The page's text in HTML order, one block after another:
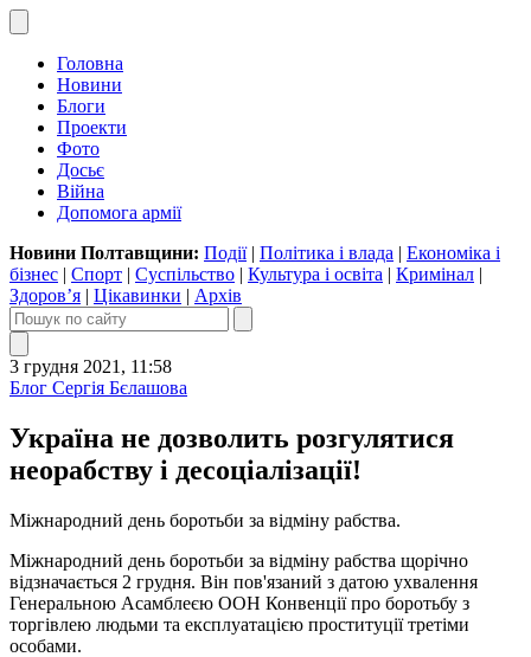
Головна
Новини
Блоги
Проекти
Фото
Досьє
Війна
Допомога армії
Новини Полтавщини: Події| Політика і влада | Економіка і
бізнес | Спорт | Суспільство | Культура і освіта | Кримінал |
Здоров’я | Цікавинки | Архів
3 грудня 2021, 11:58
Блог Сергія Бєлашова
Україна не дозволить розгулятися
неорабству і десоціалізації!
Міжнародний день боротьби за відміну рабства.
Міжнародний день боротьби за відміну рабства щорічно
відзначається 2 грудня. Він пов'язаний з датою ухвалення
Генеральною Асамблеєю ООН Конвенції про боротьбу з
торгівлею людьми та експлуатацією проституції третіми
особами.